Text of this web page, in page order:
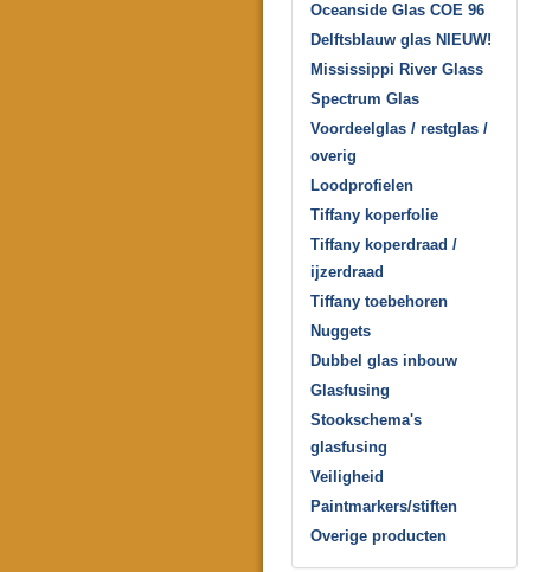
Oceanside Glas COE 96
Delftsblauw glas NIEUW!
Mississippi River Glass
Spectrum Glas
Voordeelglas / restglas /
overig
Loodprofielen
Tiffany koperfolie
Tiffany koperdraad /
ijzerdraad
Tiffany toebehoren
Nuggets
Dubbel glas inbouw
Glasfusing
Stookschema's
glasfusing
Veiligheid
Paintmarkers/stiften
Overige producten